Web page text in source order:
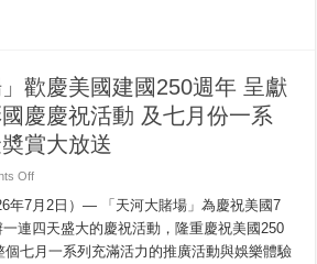
MÙA
HÈ
ĐẲNG
CẤP
VÀ
CÁC
TRÌNH
TẶNG
TIỀN
MẶT
歡慶美國建國250週年 呈獻
慶慶祝活動 及七月份一系
賞大放送
Offon
「天
河
大
賭
年7月2日）— 「天河大賭場」為慶祝美國7
連四天盛大的慶祝活動，隆重慶祝美國250
個七月一系列充滿活力的推廣活動與娛樂體驗